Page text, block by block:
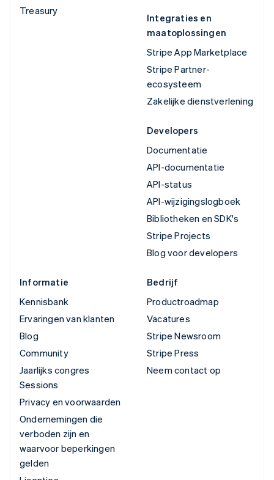
Treasury
Integraties en
maatoplossingen
Stripe App Marketplace
Stripe Partner-
ecosysteem
Zakelijke dienstverlening
Developers
Documentatie
API-documentatie
API-status
API-wijzigingslogboek
Bibliotheken en SDK's
Stripe Projects
Blog voor developers
Informatie
Kennisbank
Ervaringen van klanten
Blog
Community
Jaarlijks congres
Sessions
Privacy en voorwaarden
Ondernemingen die
verboden zijn en
waarvoor beperkingen
gelden
Bedrijf
Productroadmap
Vacatures
Stripe Newsroom
Stripe Press
Neem contact op